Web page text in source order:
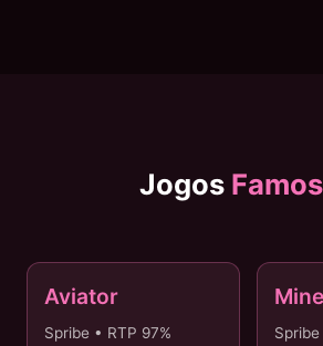
Jogos
Aviator
Spribe • RTP 97% Spribe